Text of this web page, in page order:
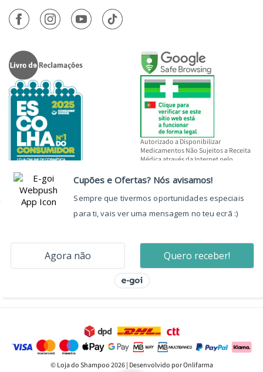
Autorizado a Disponibilizar
Medicamentos Não Sujeitos a Receita
Médica através da Internet pelo
© Loja do Shampoo 2026 | Desenvolvido por Onlifarma